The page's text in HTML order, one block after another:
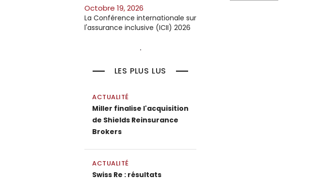
octobre 19, 2026
La Conférence internationale sur
l'assurance inclusive (ICII) 2026
LES PLUS LUS
ACTUALITÉ
Miller finalise l'acquisition
de Shields Reinsurance
Brokers
ACTUALITÉ
Swiss Re : résultats